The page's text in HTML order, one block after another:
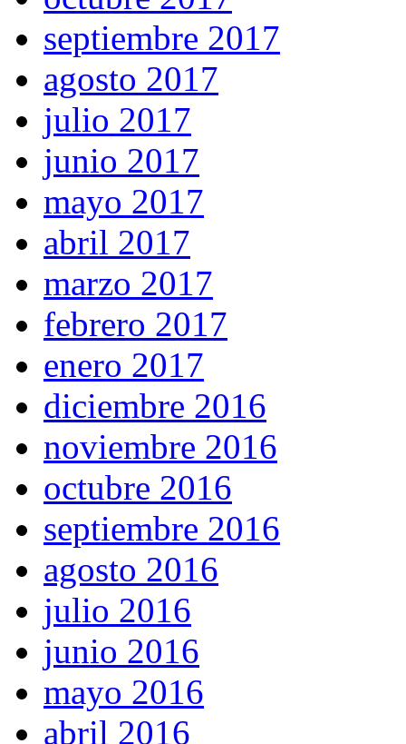
septiembre 2017
agosto 2017
julio 2017
junio 2017
mayo 2017
abril 2017
marzo 2017
febrero 2017
enero 2017
diciembre 2016
noviembre 2016
octubre 2016
septiembre 2016
agosto 2016
julio 2016
junio 2016
mayo 2016
abril 2016